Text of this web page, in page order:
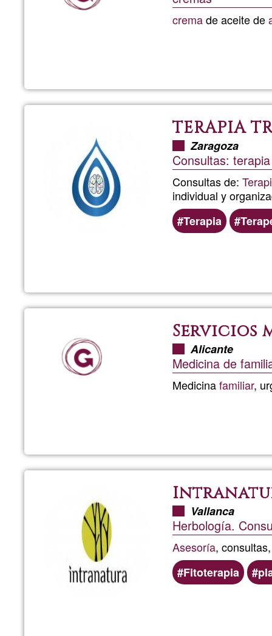
cremade aceite de
TERAPIA
Zaragoza
Consultas:
Consultas de:
individual y
Terapia
Servicios
Alicante
Medicina de
Medicinafamiliar,
Vallanca
Herbología.
Asesoría,
Fitoterapia